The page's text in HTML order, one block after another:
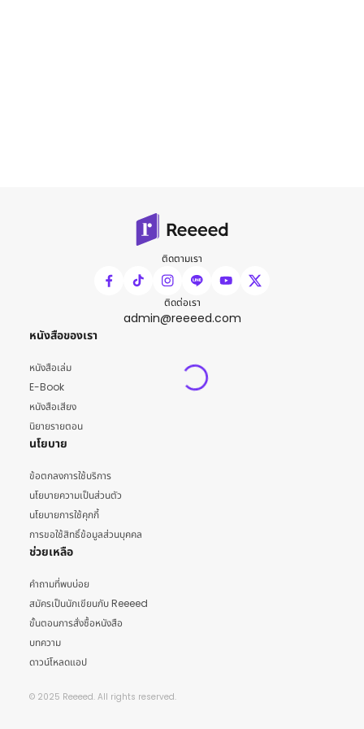
ติดตามเรา
ติดต่อเรา
admin@reeeed.com
หนังสือของเรา
หนังสือเล่ม
E-Book
หนังสือเสียง
นิยายรายตอน
นโยบาย
ข้อตกลงการใช้บริการ
นโยบายความเป็นส่วนตัว
นโยบายการใช้คุกกี้
การขอใช้สิทธิ์ข้อมูลส่วนบุคคล
ช่วยเหลือ
คำถามที่พบบ่อย
สมัครเป็นนักเขียนกับ Reeeed
ขั้นตอนการสั่งซื้อหนังสือ
บทความ
ดาวน์โหลดแอป
© 2025 Reeeed. All rights reserved.